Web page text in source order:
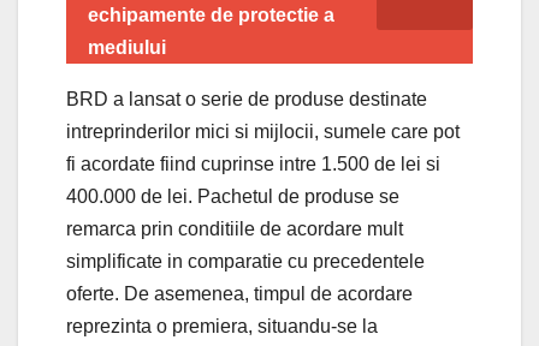
echipamente de protectie a
mediului
BRD a lansat o serie de produse destinate
intreprinderilor mici si mijlocii, sumele care pot
fi acordate fiind cuprinse intre 1.500 de lei si
400.000 de lei. Pachetul de produse se
remarca prin conditiile de acordare mult
simplificate in comparatie cu precedentele
oferte. De asemenea, timpul de acordare
reprezinta o premiera, situandu-se la